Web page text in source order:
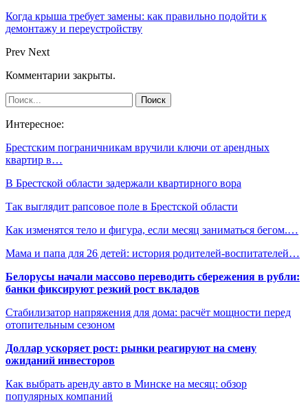
Когда крыша требует замены: как правильно подойти к
демонтажу и переустройству
Prev Next
Комментарии закрыты.
Интересное:
Брестским пограничникам вручили ключи от арендных
квартир в…
В Брестской области задержали квартирного вора
Так выглядит рапсовое поле в Брестской области
Как изменятся тело и фигура, если месяц заниматься бегом.…
Мама и папа для 26 детей: история родителей-воспитателей…
Белорусы начали массово переводить сбережения в рубли:
банки фиксируют резкий рост вкладов
Стабилизатор напряжения для дома: расчёт мощности перед
отопительным сезоном
Доллар ускоряет рост: рынки реагируют на смену
ожиданий инвесторов
Как выбрать аренду авто в Минске на месяц: обзор
популярных компаний